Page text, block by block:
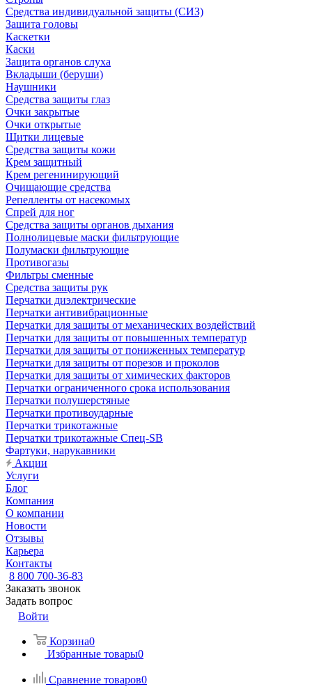
Средства индивидуальной защиты (СИЗ)
Защита головы
Каскетки
Каски
Защита органов слуха
Вкладыши (беруши)
Наушники
Средства защиты глаз
Очки закрытые
Очки открытые
Щитки лицевые
Средства защиты кожи
Крем защитный
Крем регенинирующий
Очищающие средства
Репелленты от насекомых
Спрей для ног
Средства защиты органов дыхания
Полнолицевые маски фильтрующие
Полумаски фильтрующие
Противогазы
Фильтры сменные
Средства защиты рук
Перчатки диэлектрические
Перчатки антивибрационные
Перчатки для защиты от механических воздействий
Перчатки для защиты от повышенных температур
Перчатки для защиты от пониженных температур
Перчатки для защиты от порезов и проколов
Перчатки для защиты от химических факторов
Перчатки ограниченного срока использования
Перчатки полушерстяные
Перчатки противоударные
Перчатки трикотажные
Перчатки трикотажные Спец-SB
Фартуки, нарукавники
Акции
Услуги
Блог
Компания
О компании
Новости
Отзывы
Карьера
Контакты
8 800 700-36-83
Заказать звонок
Задать вопрос
Войти
Корзина0
Избранные товары0
Сравнение товаров0